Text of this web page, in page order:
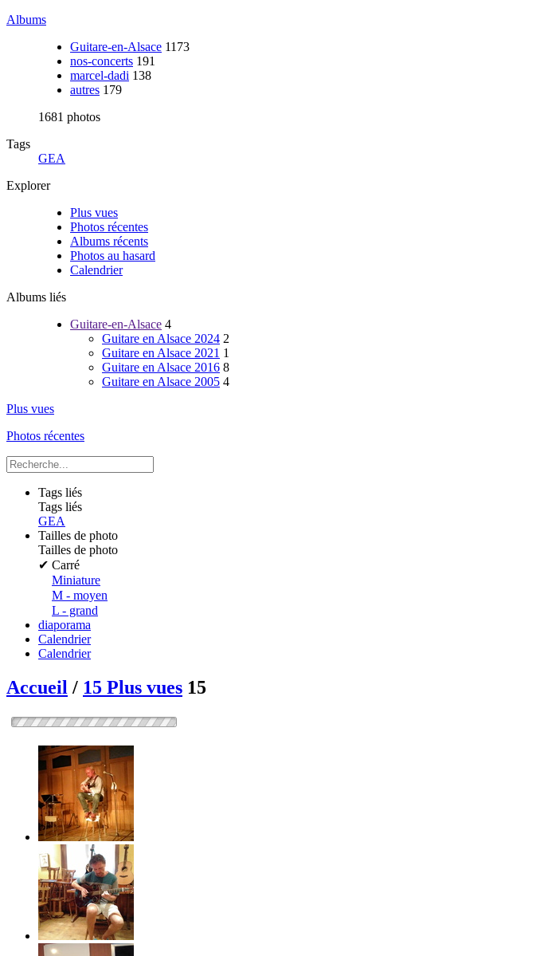
Albums
Guitare-en-Alsace 1173
nos-concerts 191
marcel-dadi 138
autres 179
1681 photos
Tags
GEA
Explorer
Plus vues
Photos récentes
Albums récents
Photos au hasard
Calendrier
Albums liés
Guitare-en-Alsace 4
Guitare en Alsace 2024 2
Guitare en Alsace 2021 1
Guitare en Alsace 2016 8
Guitare en Alsace 2005 4
Plus vues
Photos récentes
Tags liés
Tags liés
GEA
Tailles de photo
Tailles de photo
✔ Carré
Miniature
M - moyen
L - grand
diaporama
Calendrier
Calendrier
Accueil / 15 Plus vues 15